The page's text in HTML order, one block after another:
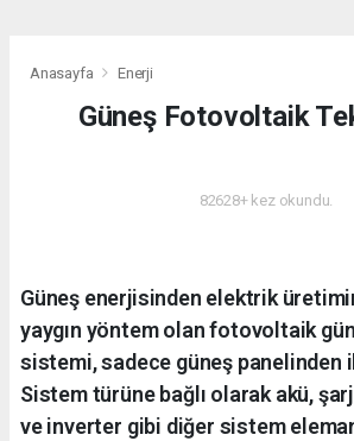
Anasayfa Enerji
Güneş Fotovoltaik
82628+ kez okundu.
Güneş enerjisinden elektrik
yaygın yöntem olan fotovoltaik
sistemi, sadece güneş panelinden
Sistem türüne bağlı olarak akü,
ve inverter gibi diğer sistem